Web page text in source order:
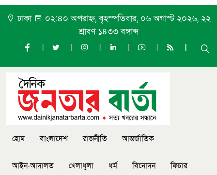
ঢাকা
০২:৪০ অপরাহ্ন, বৃহস্পতিবার, ০৬ অগাস্ট ২০২৬, ২২
শ্রাবণ ১৪৩৩ বঙ্গাব্দ
হোম বাংলাদেশ রাজনীতি আন্তর্জাতিক
আইন-আদালত খেলাধুলা ধর্ম বিনোদন ফিচার